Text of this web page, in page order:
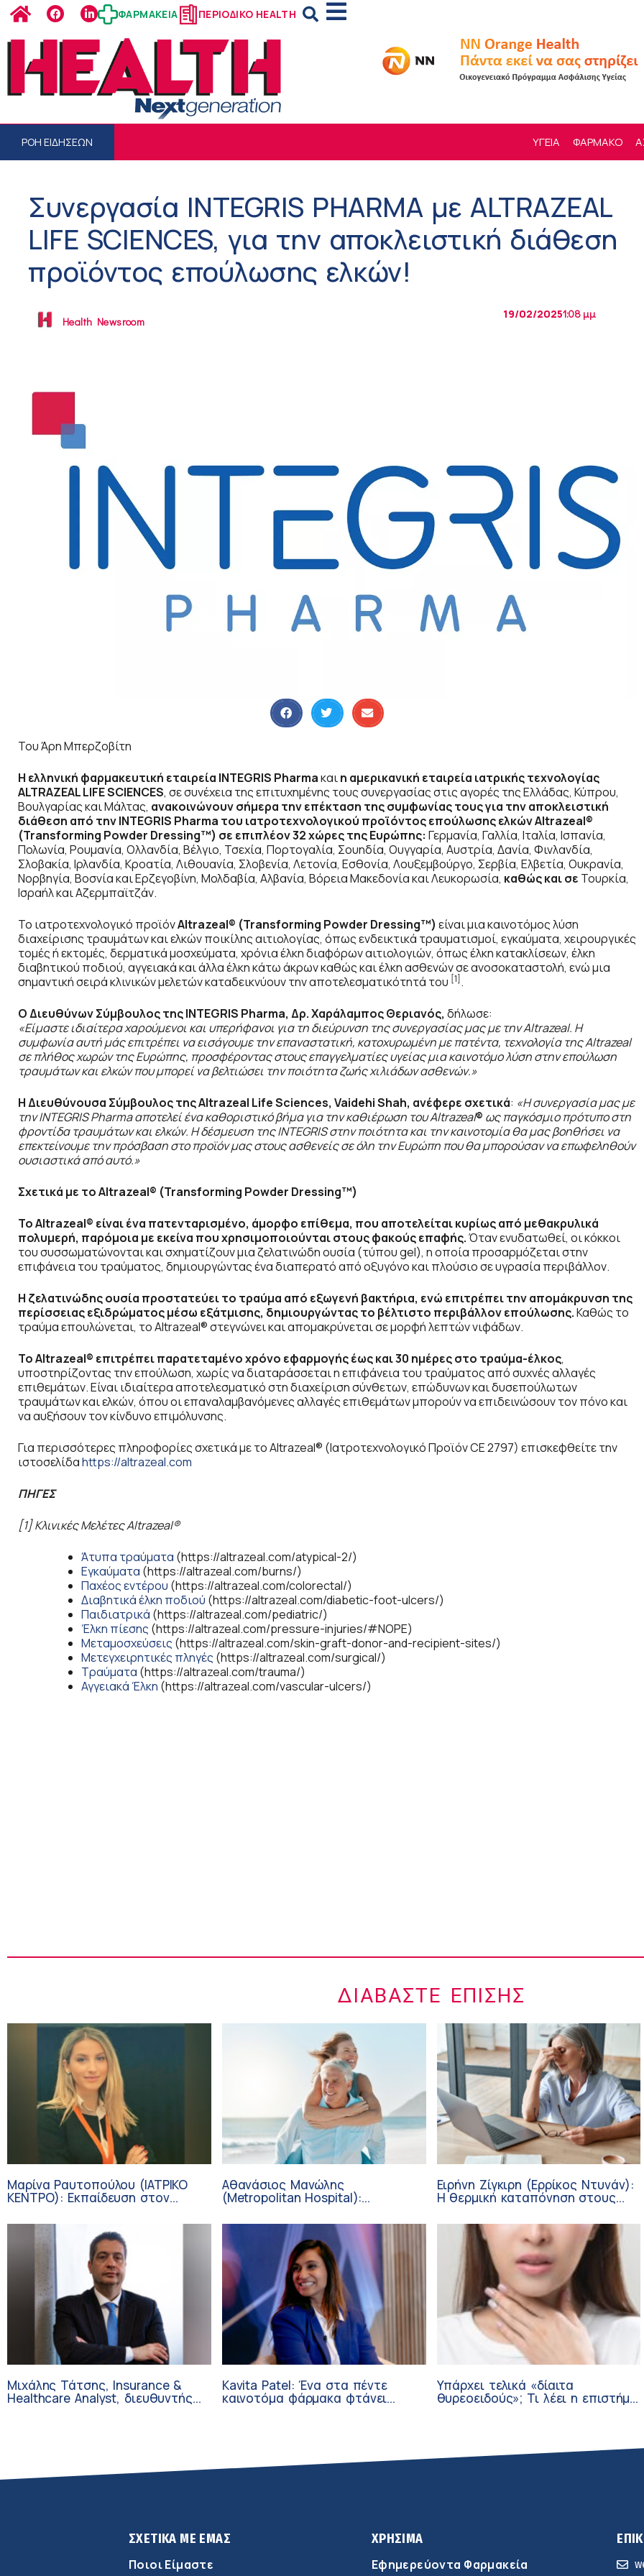
ΦΑΡΜΑΚΕΙΑ ΠΕΡΙΟΔΙΚΟ HEALTH
ΡΟΗ ΕΙΔΗΣΕΩΝ ΥΓΕΙΑ ΦΑΡΜΑΚΟ
Συνεργασία INTEGRIS PHARMA με ALTRAZEAL
LIFE SCIENCES, για την αποκλειστική διάθεση
προϊόντος επούλωσης ελκών!
Health Newsroom
19/02/20251:08 μμ
Του Άρη Μπερζοβίτη
Η ελληνική φαρμακευτική εταιρεία INTEGRIS Pharmaκαιη αμερικανική εταιρεία ιατρικής τεχνολογίας
ALTRAZEALLIFESCIENCES, σε συνέχεια της επιτυχημένης τους συνεργασίας στις αγορές της Ελλάδας, Κύπρου,
Βουλγαρίας και Μάλτας, ανακοινώνουν σήμερα την επέκταση της συμφωνίας τους για την αποκλειστική
διάθεση από τηνINTEGRIS Pharma του ιατροτεχνολογικού προϊόντος επούλωσης ελκών Altrazeal®
(Transforming Powder Dressing™) σε επιπλέον 32 χώρες της Ευρώπης: Γερμανία, Γαλλία, Ιταλία, Ισπανία,
Πολωνία, Ρουμανία, Ολλανδία, Βέλγιο, Τσεχία, Πορτογαλία, Σουηδία, Ουγγαρία, Αυστρία, Δανία, Φινλανδία,
Σλοβακία, Ιρλανδία, Κροατία, Λιθουανία, Σλοβενία, Λετονία, Εσθονία, Λουξεμβούργο, Σερβία, Ελβετία, Ουκρανία,
Νορβηγία, Βοσνία και Ερζεγοβίνη, Μολδαβία, Αλβανία, Βόρεια Μακεδονία και Λευκορωσία, καθώς και σε Τουρκία,
Ισραήλ και Αζερμπαϊτζάν.
Το ιατροτεχνολογικό προϊόνAltrazeal® (Transforming Powder Dressing™) είναι μια καινοτόμος λύση
διαχείρισης τραυμάτων και ελκών ποικίλης αιτιολογίας, όπως ενδεικτικά τραυματισμοί, εγκαύματα, χειρουργικές
τομές ή εκτομές, δερματικά μοσχεύματα, χρόνια έλκη διαφόρων αιτιολογιών, όπως έλκη κατακλίσεων, έλκη
διαβητικού ποδιού, αγγειακά και άλλα έλκη κάτω άκρων καθώς και έλκη ασθενών σε ανοσοκαταστολή, ενώ μια
σημαντική σειρά κλινικών μελετών καταδεικνύουν την αποτελεσματικότητά του [1] .
Ο Διευθύνων Σύμβουλος της INTEGRIS Pharma, Δρ. Χαράλαμπος Θεριανός, δήλωσε:
«Είμαστε ιδιαίτερα χαρούμενοι και υπερήφανοι για τη διεύρυνση της συνεργασίας μας με τηνAltrazeal. Η
συμφωνία αυτή μάς επιτρέπει να εισάγουμε την επαναστατική, κατοχυρωμένη με πατέντα, τεχνολογία της Altrazeal
σε πλήθος χωρών της Ευρώπης, προσφέροντας στους επαγγελματίες υγείας μια καινοτόμο λύση στην επούλωση
τραυμάτων και ελκών που μπορεί να βελτιώσει την ποιότητα ζωής χιλιάδων ασθενών.»
Η Διευθύνουσα Σύμβουλος της Altrazeal LifeSciences, VaidehiShah, ανέφερε σχετικά: «Η συνεργασία μας με
τηνINTEGRISPharmaαποτελεί ένα καθοριστικό βήμα για την καθιέρωση του Altrazeal® ως παγκόσμιο πρότυπο στη
φροντίδα τραυμάτων και ελκών. Η δέσμευση της INTEGRISστην ποιότητα και την καινοτομία θα μας βοηθήσει να
επεκτείνουμε την πρόσβαση στο προϊόν μας στους ασθενείς σε όλη την Ευρώπη που θα μπορούσαν να επωφεληθούν
ουσιαστικά από αυτό.»
Σχετικά με το Altrazeal® (Transforming Powder Dressing™)
Το Altrazeal® είναι ένα πατενταρισμένο, άμορφο επίθεμα, που αποτελείται κυρίως από μεθακρυλικά
πολυμερή, παρόμοια με εκείνα που χρησιμοποιούνται στους φακούς επαφής.Όταν ενυδατωθεί, οι κόκκοι
του συσσωματώνονται και σχηματίζουν μια ζελατινώδη ουσία (τύπου gel), η οποία προσαρμόζεται στην
επιφάνεια του τραύματος, δημιουργώντας ένα διαπερατό από οξυγόνο και πλούσιο σε υγρασία περιβάλλον.
Η ζελατινώδης ουσία προστατεύει το τραύμα από εξωγενή βακτήρια, ενώ επιτρέπει την απομάκρυνση της
περίσσειας εξιδρώματος μέσω εξάτμισης, δημιουργώντας το βέλτιστο περιβάλλον επούλωσης.Καθώς το
τραύμα επουλώνεται, το Altrazeal® στεγνώνει και απομακρύνεται σε μορφή λεπτών νιφάδων.
Το Altrazeal® επιτρέπει παρατεταμένο χρόνο εφαρμογής έως και 30 ημέρες στο τραύμα-έλκος,
υποστηρίζοντας την επούλωση, χωρίς να διαταράσσεται η επιφάνεια του τραύματος από συχνές αλλαγές
επιθεμάτων. Είναι ιδιαίτερα αποτελεσματικό στη διαχείριση σύνθετων, επώδυνων και δυσεπούλωτων
τραυμάτων και ελκών, όπου οι επαναλαμβανόμενες αλλαγές επιθεμάτων μπορούν να επιδεινώσουν τον πόνο και
να αυξήσουν τον κίνδυνο επιμόλυνσης.
Για περισσότερες πληροφορίες σχετικά με το Altrazeal® (Ιατροτεχνολογικό Προϊόν CE 2797) επισκεφθείτε την
ιστοσελίδαhttps://altrazeal.com
ΠΗΓΕΣ
[1]ΚλινικέςΜελέτες Altrazeal®
Άτυπα τραύματα (https://altrazeal.com/atypical-2/)
Εγκαύματα (https://altrazeal.com/burns/)
Παχέος εντέρου (https://altrazeal.com/colorectal/)
Διαβητικά έλκη ποδιού (https://altrazeal.com/diabetic-foot-ulcers/)
Παιδιατρικά (https://altrazeal.com/pediatric/)
Έλκη πίεσης (https://altrazeal.com/pressure-injuries/#NOPE)
Μεταμοσχεύσεις (https://altrazeal.com/skin-graft-donor-and-recipient-sites/)
Μετεγχειρητικές πληγές (https://altrazeal.com/surgical/)
Τραύματα (https://altrazeal.com/trauma/)
Αγγειακά Έλκη (https://altrazeal.com/vascular-ulcers/)
ΔΙΑΒΆΣΤΕ ΕΠΊΣΗΣ
Μαρίνα Ραυτοπούλου (ΙΑΤΡΙΚΟ
ΚΕΝΤΡΟ): Εκπαίδευση στον
σύγχρονης φροντίδας
Αθανάσιος Μανώλης
(Metropolitan Hospital):
Διακοπές με ασφάλεια
Ειρήνη Ζίγκιρη (Ερρίκος Ντυνάν):
H θερμική καταπόνηση στους
Μιχάλης Τάτσης, Insurance &
Healthcare Analyst, διευθυντής
Kavita Patel: Ένα στα πέντε
καινοτόμα φάρμακα φτάνει
Υπάρχει τελικά «δίαιτα
θυρεοειδούς»; Τι λέει η επιστήμη
ΣΧΕΤΙΚΑ ΜΕ ΕΜΑΣ
Ποιοι Είμαστε
ΧΡΗΣΙΜΑ
Εφημερεύοντα Φαρμακεία